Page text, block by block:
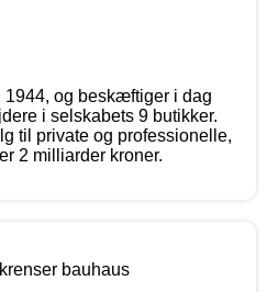
og beskæftiger i dag
i selskabets 9 butikker.
til private og professionelle,
2 milliarder kroner.